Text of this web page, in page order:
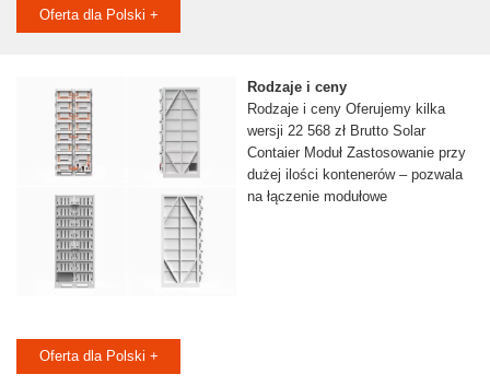
Oferta dla Polski +
Rodzaje i ceny
Rodzaje i ceny Oferujemy kilka
wersji 22 568 zł Brutto Solar
Contaier Moduł Zastosowanie przy
dużej ilości kontenerów – pozwala
na łączenie modułowe
Oferta dla Polski +